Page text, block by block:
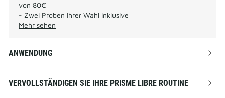
von 80€
- Zwei Proben Ihrer Wahl inklusive
Mehr sehen
ANWENDUNG
VERVOLLSTÄNDIGEN SIE IHRE PRISME LIBRE ROUTINE